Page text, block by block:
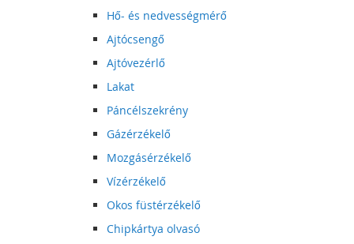
Hő- és nedvességmérő
Ajtócsengő
Ajtóvezérlő
Lakat
Páncélszekrény
Gázérzékelő
Mozgásérzékelő
Vízérzékelő
Okos füstérzékelő
Chipkártya olvasó